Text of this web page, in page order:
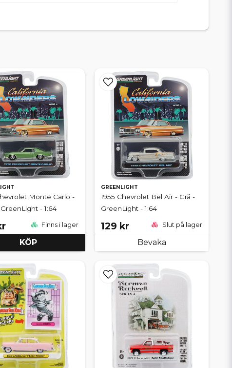
Monte Carlo -
- 1:64
Finns i lager
KÖP
GREENLIGHT
1955 Chevrolet Bel Air - Grå -
GreenLight - 1:64
129 kr Slut på lager
Bevaka